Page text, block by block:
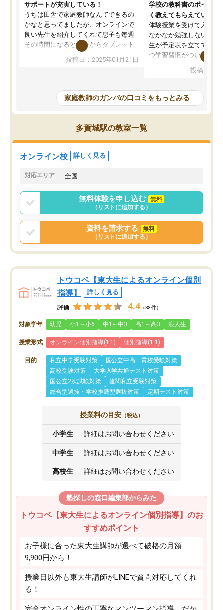
サポートが充実している！
うちは田舎で家庭教師なんてできるの
かなと思ってましたが、オンラインで
良い先生を紹介してくれて息子も毎週
その時間になると自分からタブレット
を開いてzoomを繋げるようになりまし
た！5科目なんでもOKなのもとても気
めて1年ほどだった今では平均点以上の
科目が増えてきました！あと1年受験ま
であるので無料の週末教室を使用しな
がら頑張って欲しいと思います！
投稿日：2025年01月21日
学校の教科書のポイント
く教えてもらえている
体験授業を受けて入塾し
なかなか勉強しない息子
生が予定表を立ててくれ
つ学習習慣がついてきま
指導が無い日も予定表
問できるのでとても助か
投稿日：
家庭教師のガンバの口コミをもっとみる
多賀城駅の教室一覧
オンライン校 詳しく見る
対応エリア 全国
無料体験を申し込む
無料
（リストに追加する）
資料を請求する
無料
（リストに追加する）
トウコベ【東大生によるオンライン個別
指導】
詳しく見る
評価 4.4 （38件）
対象学年 幼児 小1～小6 中1～中3 高1～高3 浪人生
授業形式 オンライン個別指導(1:1) 個別指導(1:1)
目的 私立中学受験対策
国公立中高一貫校受験対策
高校受験対策
大学入学共通テスト対策
国公立2次試験対策
難関私立受験対策
総合型選抜・学校推薦型選抜対策
定期テスト対策
授業料の目安 （税込）
小学生 詳細はお問い合わせください
中学生 詳細はお問い合わせください
高校生 詳細はお問い合わせください
塾探しの窓口編集部からみた
トウコベ【東大生によるオンライン個別指導】のお
すすめポイント
お子様に合った東大生講師が選べて破格の月額
9,900円から！
授業日以外も東大生講師がLINEで質問対応してくれ
る！